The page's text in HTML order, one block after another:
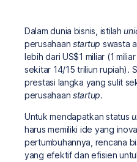
Dalam dunia bisnis, istilah
perusahaanstartup swasta
lebih dari US$1 miliar (1
sekitar 14/15 triliun rupiah).
prestasi langka yang sulit
perusahaanstartup.
Untuk mendapatkan status
harus memiliki ide yang
pertumbuhannya, rencana
yang efektif dan efisien